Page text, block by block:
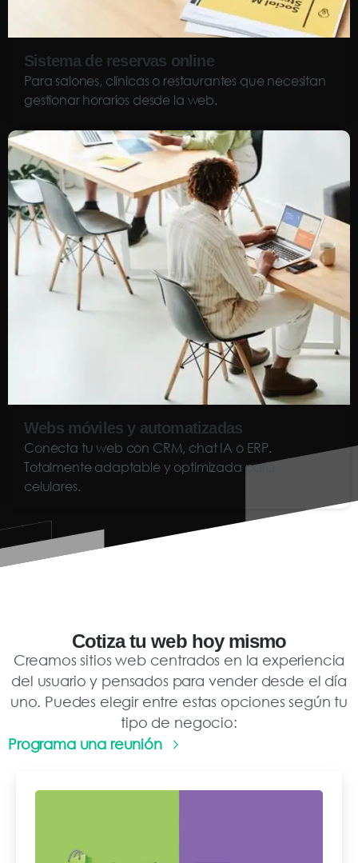
Sistema de reservas online
Para salones, clínicas o restaurantes que necesitan
gestionar horarios desde la web.
Webs móviles y automatizadas
Conecta tu web con CRM, chat IA o ERP.
Totalmente adaptable y optimizada para
celulares.
Cotiza tu web hoy mismo
Creamos sitios web centrados en la experiencia
del usuario y pensados para vender desde el día
uno. Puedes elegir entre estas opciones según tu
tipo de negocio:
Programa una reunión